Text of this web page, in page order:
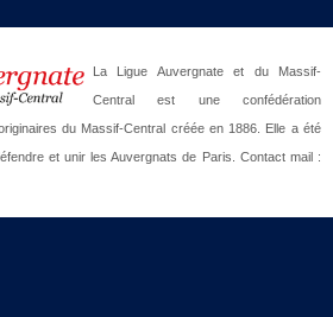
La Ligue Auvergnate et du Massif-
Central est une confédération
du Massif-Central créée en 1886. Elle a été
et unir les Auvergnats de Paris. Contact mail :